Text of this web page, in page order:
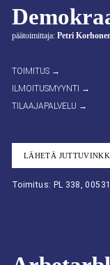
päätoimittaja: Petri
TOIMITUS →
ILMOITUSMYYNTI →
TILAAJAPALVELU →
LÄHETÄ
Toimitus: PL 338,